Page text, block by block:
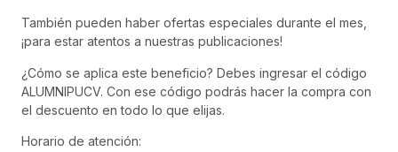
También pueden haber ofertas especiales durante el mes,
¡para estar atentos a nuestras publicaciones!
¿Cómo se aplica este beneficio? Debes ingresar el código
ALUMNIPUCV. Con ese código podrás hacer la compra con
el descuento en todo lo que elijas.
Horario de atención: